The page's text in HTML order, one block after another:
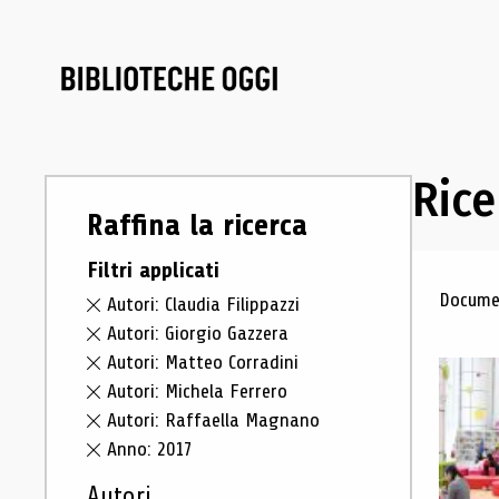
Raffina la ricerca
Filtri applicati
Autori: Claudia Filippazzi
Autori: Giorgio Gazzera
Autori: Matteo Corradini
Autori: Michela Ferrero
Autori: Raffaella Magnano
Anno: 2017